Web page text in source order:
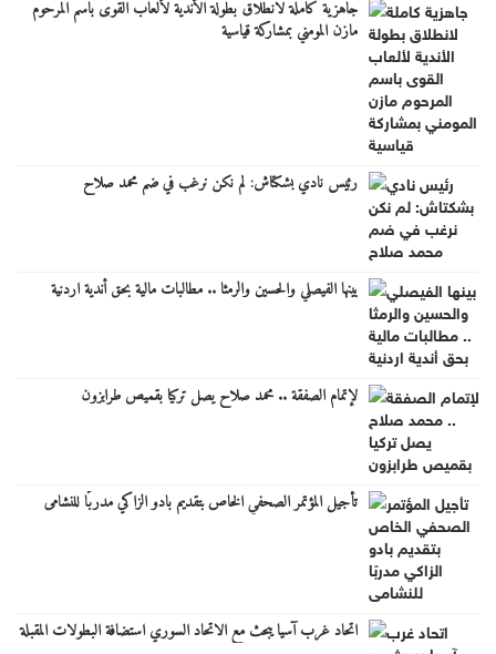
جاهزية كاملة لانطلاق بطولة الأندية لألعاب القوى باسم المرحوم
مازن المومني بمشاركة قياسية
رئيس نادي بشكتاش: لم نكن نرغب في ضم محمد صلاح
بينها الفيصلي والحسين والرمثا .. مطالبات مالية بحق أندية اردنية
لإتمام الصفقة .. محمد صلاح يصل تركيا بقميص طرابزون
تأجيل المؤتمر الصحفي الخاص بتقديم بادو الزاكي مدربًا للنشامى
اتحاد غرب آسيا يبحث مع الاتحاد السوري استضافة البطولات المقبلة